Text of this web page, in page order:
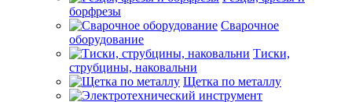
борфрезы
Сварочное
оборудование
Тиски,
струбцины, наковальни
Щетка по металлу